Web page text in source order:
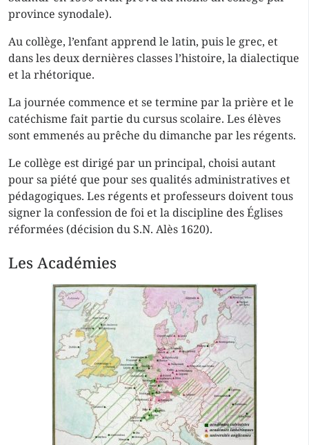
province synodale).
Au collège, l’enfant apprend le latin, puis le grec, et
dans les deux dernières classes l’histoire, la dialectique
et la rhétorique.
La journée commence et se termine par la prière et le
catéchisme fait partie du cursus scolaire. Les élèves
sont emmenés auprêche du dimanche par les régents.
Le collège est dirigé par un principal, choisi autant
pour sa piété que pour ses qualités administratives et
pédagogiques. Les régents et professeurs doivent tous
signer la confession de foi et la discipline des Églises
réformées (décision du S.N. Alès 1620).
Les Académies